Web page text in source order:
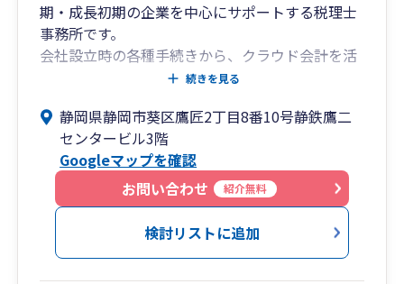
税金と会計って難しいですよね。。。
私たちの仕事は、いかに「難しいことをわかりや
すく」するかが重要だと考えています。
難しい専門用語をできる限り無くし、回りくどい
内容をシンプルに説明することで、「日本一わか
りやすい税理士」を目指しています。
また、近年はＩＴやＡＩが発達し、経理業務が大
幅に変化しています。
クラウド会計、ＯＣＲ、クラウドサーバー、ビジ
ネスチャット、リモートシステムなど、新しい技
術がどんどん出てきています。
未だに会計ソフトを手入力している方、会計帳簿
期・成長初期の企業を中心にサポートする税理士
事務所です。
会社設立時の各種手続きから、クラウド会計を活
用した経理体制の構築、資金繰りや税務面の整理
ルで支援しています。
創業期は判断すべきことが多く、税務や会計が後
回しになりがちです。
当事務所では、単なる申告業務にとどまらず、経
営の現状を数字で可視化し、次の一手を考えるた
めの土台づくりを重視しています。大手税理士法
続きを見る
静岡県静岡市葵区鷹匠2丁目8番10号静鉄鷹二
センタービル3階
Googleマップを確認
お問い合わせ
紹介無料
検討リストに追加